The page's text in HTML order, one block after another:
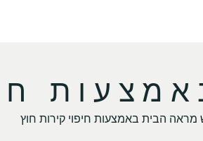
מראה הבית באמצעות חיפוי קירות חוץ